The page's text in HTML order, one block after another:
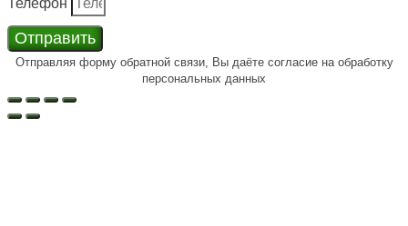
Телефон
Отправить
Отправляя форму обратной связи, Вы даёте согласие на обработку
персональных данных